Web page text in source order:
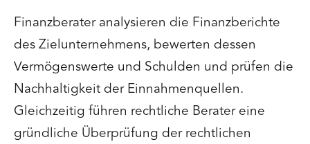
Finanzberater analysieren die Finanzberichte
des Zielunternehmens, bewerten dessen
Vermögenswerte und Schulden und prüfen die
Nachhaltigkeit der Einnahmenquellen.
Gleichzeitig führen rechtliche Berater eine
gründliche Überprüfung der rechtlichen